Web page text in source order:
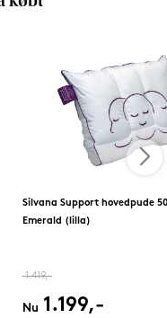
Silvana Support hovedpude
Emerald (lilla)
1.419,-
Nu 1.199,-